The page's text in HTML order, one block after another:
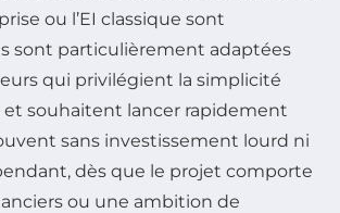
ou l’EI classique sont
sont particulièrement adaptées
qui privilégient la simplicité
souhaitent lancer rapidement
sans investissement lourd ni
dès que le projet comporte
ou une ambition de